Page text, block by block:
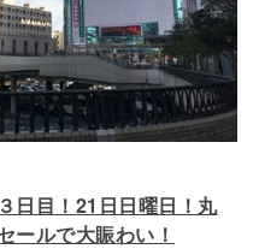
日目！21日日曜日！丸
ールで大賑わい！